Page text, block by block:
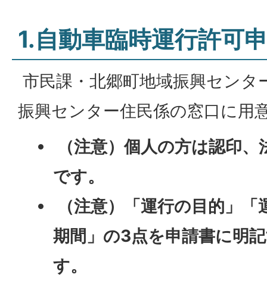
1.自動車臨時運行許可
市民課・北郷町地域振興センタ
振興センター住民係の窓口に用
（注意）個人の方は認印
です。
（注意）「運行の目的」
期間」の3点を申請書に明
す。